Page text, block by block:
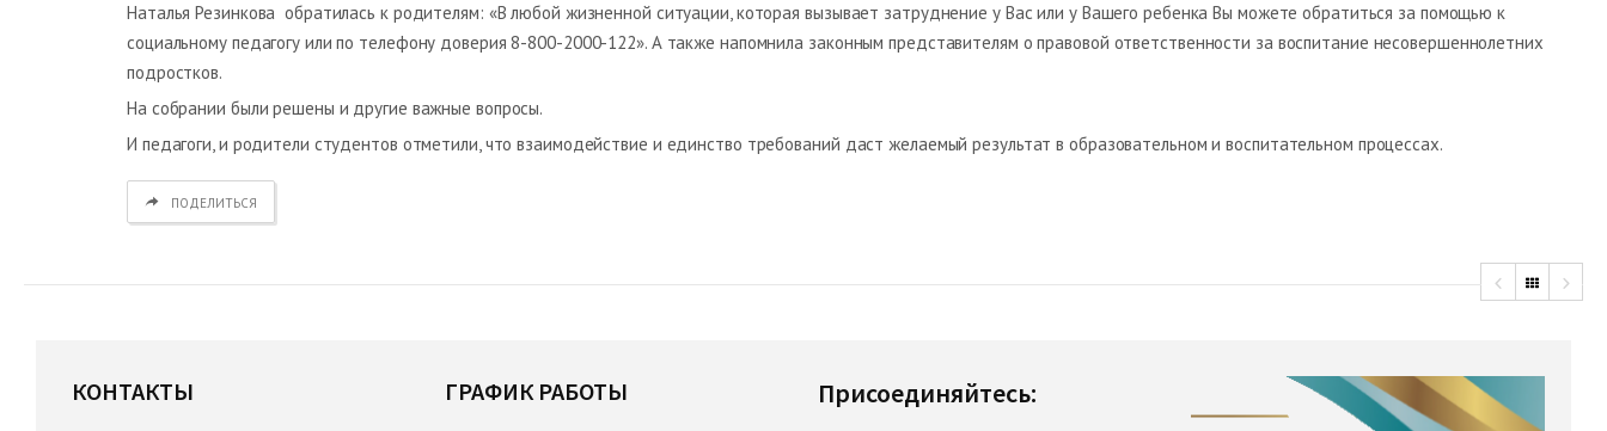
Наталья Резинкова обратилась к родителям: «В любой жизненной ситуации, которая вызывает затруднение у Вас или у Вашего ребенка Вы можете обратиться за помощью к
социальному педагогу или по телефону доверия 8-800-2000-122». А также напомнила законным представителям о правовой ответственности за воспитание несовершеннолетних
подростков.
На собрании были решены и другие важные вопросы.
И педагоги, и родители студентов отметили, что взаимодействие и единство требований даст желаемый результат в образовательном и воспитательном процессах.
ПОДЕЛИТЬСЯ
КОНТАКТЫ ГРАФИК РАБОТЫ Присоединяйтесь: